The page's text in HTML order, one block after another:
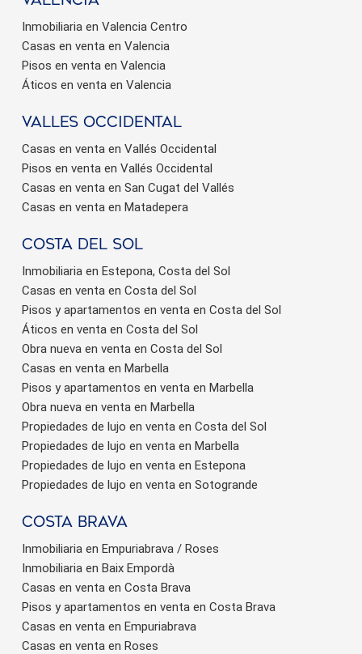
Inmobiliaria en Valencia Centro
Casas en venta en Valencia
Pisos en venta en Valencia
Áticos en venta en Valencia
valles occidental
Casas en venta en Vallés Occidental
Pisos en venta en Vallés Occidental
Casas en venta en San Cugat del Vallés
Casas en venta en Matadepera
Costa del sol
Inmobiliaria en Estepona, Costa del Sol
Casas en venta en Costa del Sol
Pisos y apartamentos en venta en Costa del Sol
Áticos en venta en Costa del Sol
Obra nueva en venta en Costa del Sol
Casas en venta en Marbella
Pisos y apartamentos en venta en Marbella
Obra nueva en venta en Marbella
Propiedades de lujo en venta en Costa del Sol
Propiedades de lujo en venta en Marbella
Propiedades de lujo en venta en Estepona
Propiedades de lujo en venta en Sotogrande
Costa brava
Inmobiliaria en Empuriabrava / Roses
Inmobiliaria en Baix Empordà
Casas en venta en Costa Brava
Pisos y apartamentos en venta en Costa Brava
Casas en venta en Empuriabrava
Casas en venta en Roses